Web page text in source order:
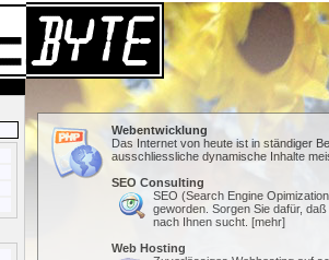
Webentwicklung
Das Internet von heute ist in ständiger
ausschliessliche dynamische Inhalte
SEO Consulting
SEO (Search Engine
geworden. Sorgen Sie dafür,
nach Ihnen sucht. [mehr]
Web Hosting